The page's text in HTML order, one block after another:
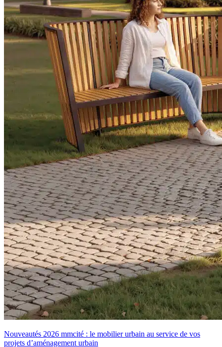
Nouveautés 2026 mmcité : le mobilier urbain au service de vos
projets d’aménagement urbain